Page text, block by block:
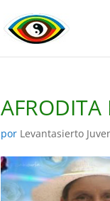
AFRODITA
por Levantasierto